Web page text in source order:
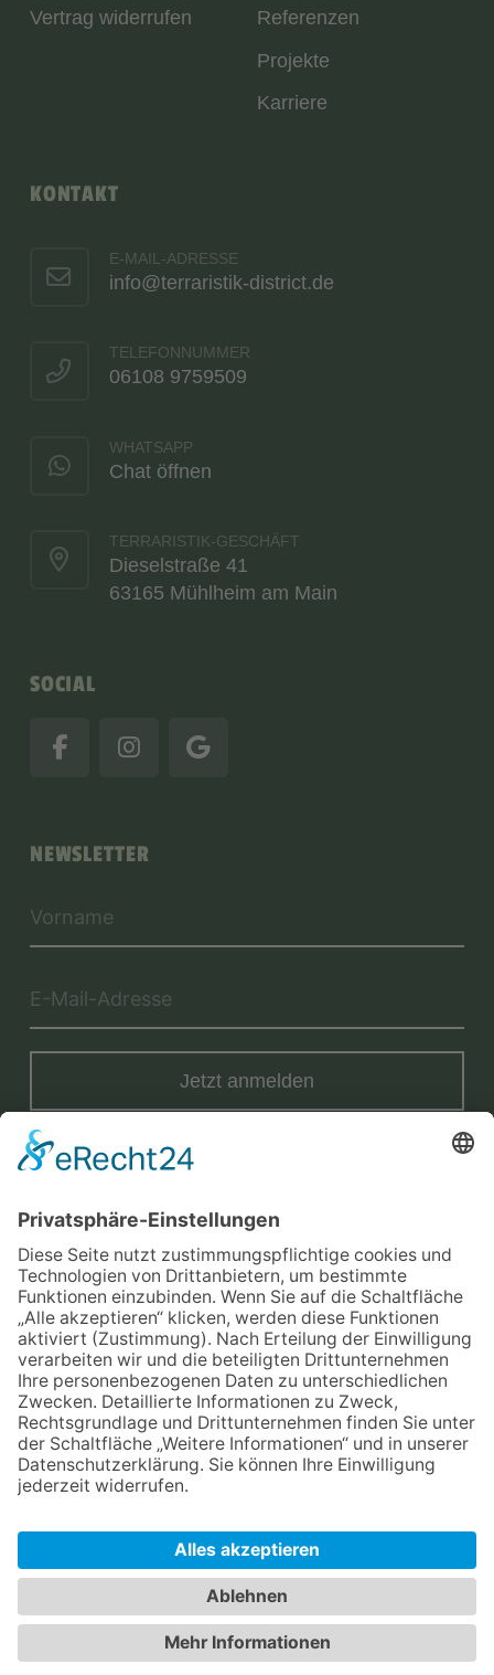
Vertrag widerrufen
Referenzen
Projekte
Karriere
KONTAKT
E-MAIL-ADRESSE
info@terraristik-district.de
TELEFONNUMMER
06108 9759509
WHATSAPP
Chat öffnen
TERRARISTIK-GESCHÄFT
Dieselstraße 41
63165 Mühlheim am Main
SOCIAL
NEWSLETTER
Jetzt anmelden
Mit der Eintragung in dem Newsletter erkläre ich mich mit der
Datenschutzerklärungvon Terraristik District einverstanden.
Versand
Datenschutz
AGB
Cookie-Einstellungen